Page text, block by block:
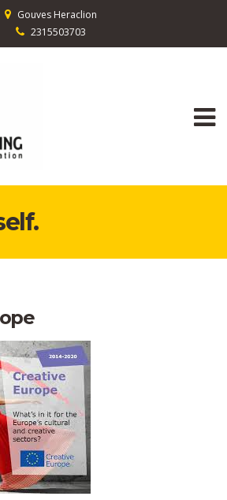
Gouves Heraclion
2315503703